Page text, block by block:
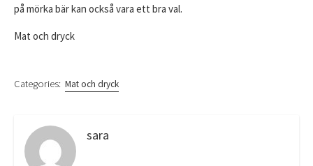
på mörka bär kan också vara ett bra val.
Mat och dryck
Categories: Mat och dryck
sara